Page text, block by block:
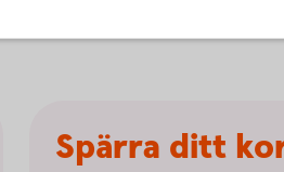
Spärra ditt